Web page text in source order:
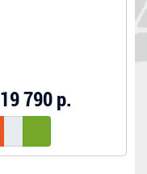
19 790 р.